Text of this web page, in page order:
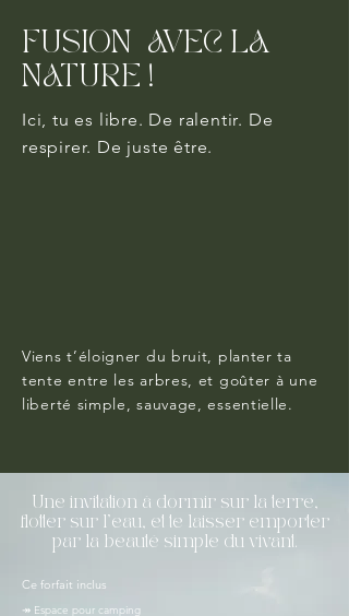
FUSION AVEC LA
NATURE !
Ici, tu es libre. De ralentir. De
respirer. De juste être.
Viens t’éloigner du bruit, planter ta
tente entre les arbres, et goûter à une
liberté simple, sauvage, essentielle.
Une invitation à dormir sur la terre,
flotter sur l’eau, et te laisser emporter
par la beauté simple du vivant.
Ce forfait inclus
↠ Espace pour camping